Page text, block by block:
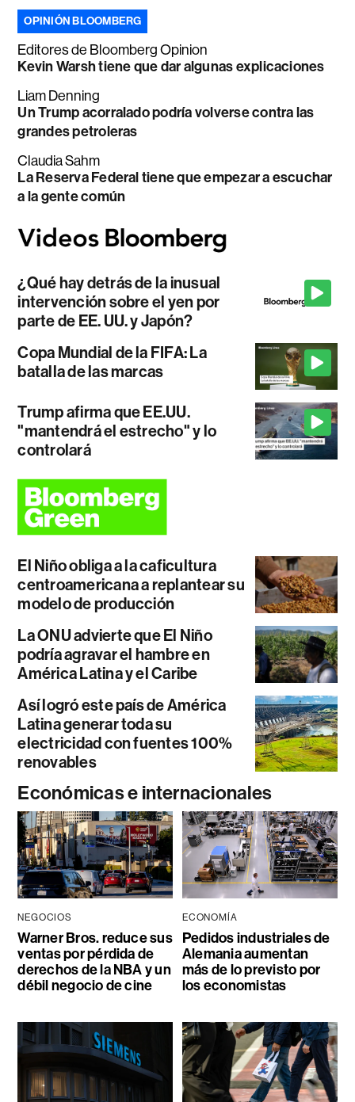
OPINIÓN BLOOMBERG
Editores de Bloomberg Opinion
Kevin Warsh tiene que dar algunas explicaciones
Liam Denning
Un Trump acorralado podría volverse contra las
grandes petroleras
Claudia Sahm
La Reserva Federal tiene que empezar a escuchar
a la gente común
¿Qué hay detrás de la inusual
intervención sobre el yen por
parte de EE. UU. y Japón?
Copa Mundial de la FIFA: La
batalla de las marcas
Trump afirma que EE.UU.
"mantendrá el estrecho" y lo
controlará
El Niño obliga a la caficultura
centroamericana a replantear su
modelo de producción
La ONU advierte que El Niño
podría agravar el hambre en
América Latina y el Caribe
Así logró este país de América
Latina generar toda su
electricidad con fuentes 100%
renovables
Económicas e internacionales
NEGOCIOS
Warner Bros. reduce sus
ventas por pérdida de
derechos de la NBA y un
débil negocio de cine
ECONOMÍA
Pedidos industriales de
Alemania aumentan
más de lo previsto por
los economistas